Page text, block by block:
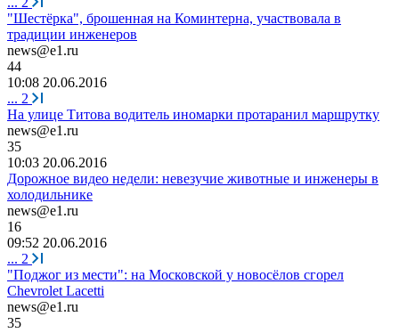
"Шестёрка", брошенная на Коминтерна, участвовала в
традиции инженеров
news@e1.ru
44
10:08 20.06.2016
... 2
На улице Титова водитель иномарки протаранил маршрутку
news@e1.ru
35
10:03 20.06.2016
Дорожное видео недели: невезучие животные и инженеры в
холодильнике
news@e1.ru
16
09:52 20.06.2016
... 2
"Поджог из мести": на Московской у новосёлов сгорел
Chevrolet Lacetti
news@e1.ru
35